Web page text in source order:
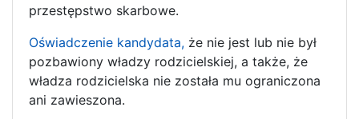
przestępstwo skarbowe.
Oświadczenie kandydata, że nie jest lub nie był
pozbawiony władzy rodzicielskiej, a także, że
władza rodzicielska nie została mu ograniczona
ani zawieszona.